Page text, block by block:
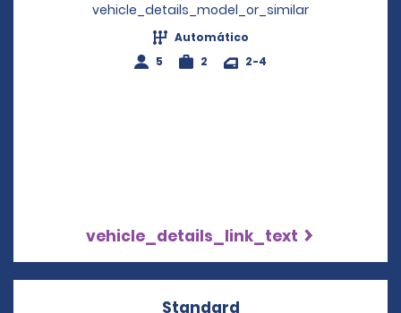
vehicle_details_model_or_similar
Automático
5
2 2-4
vehicle_details_link_text
Standard